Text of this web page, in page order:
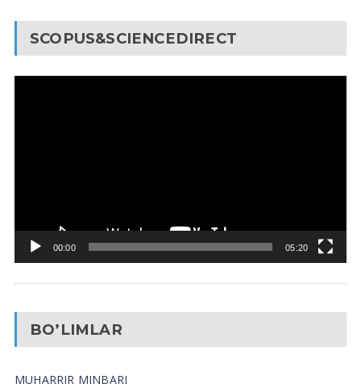
SCOPUS&SCIENCEDIRECT
00:00 05:20
BO’LIMLAR
MUHARRIR MINBARI